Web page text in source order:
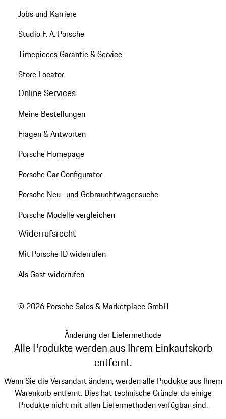
Jobs und Karriere
Studio F. A. Porsche
Timepieces Garantie & Service
Store Locator
Online Services
Meine Bestellungen
Fragen & Antworten
Porsche Homepage
Porsche Car Configurator
Porsche Neu- und Gebrauchtwagensuche
Porsche Modelle vergleichen
Widerrufsrecht
Mit Porsche ID widerrufen
Als Gast widerrufen
© 2026 Porsche Sales & Marketplace GmbH
Änderung der Liefermethode
Alle Produkte werden aus Ihrem Einkaufskorb
entfernt.
Wenn Sie die Versandart ändern, werden alle Produkte aus Ihrem
Warenkorb entfernt. Dies hat technische Gründe, da einige
Produkte nicht mit allen Liefermethoden verfügbar sind.